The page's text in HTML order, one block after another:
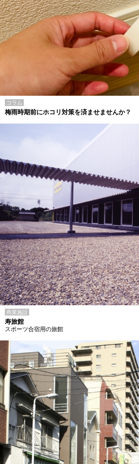
コラム
梅雨時期前にホコリ対策を済ませませんか？
商業施設
寿旅館
スポーツ合宿用の旅館